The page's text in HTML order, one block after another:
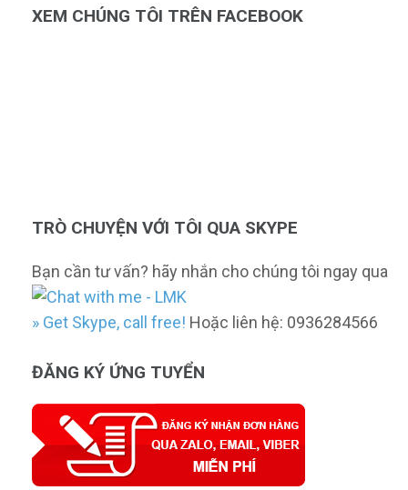
XEM CHÚNG TÔI TRÊN FACEBOOK
TRÒ CHUYỆN VỚI TÔI QUA SKYPE
Bạn cần tư vấn? hãy nhắn cho chúng tôi ngay qua
» Get Skype, call free! Hoặc liên hệ: 0936284566
ĐĂNG KÝ ỨNG TUYỂN